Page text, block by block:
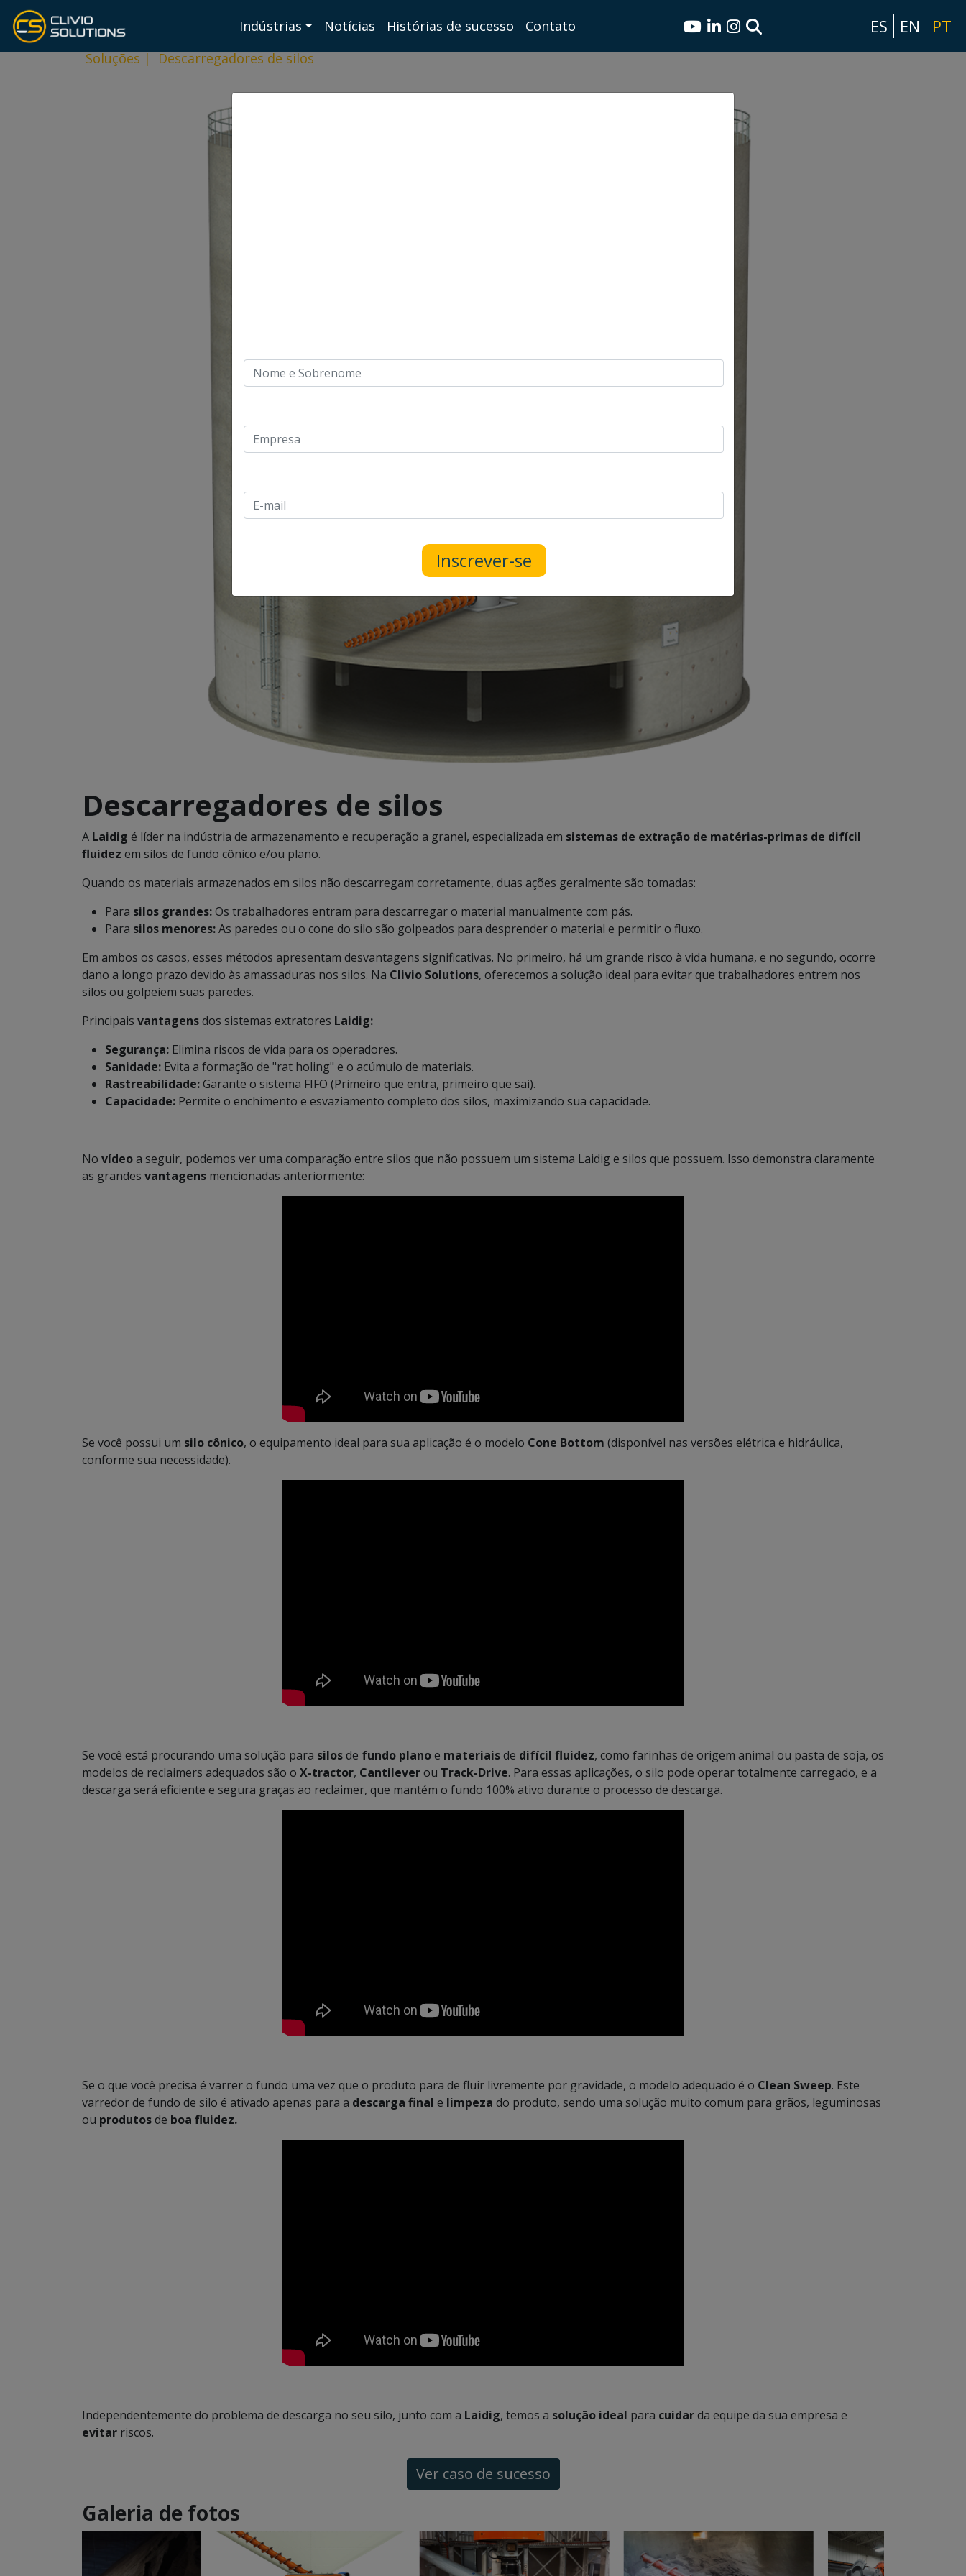
Indústrias Notícias Histórias de sucesso Contato ES EN PT
Soluções | Descarregadores de silos
Descarregadores de silos
A Laidig é líder na indústria de armazenamento e recuperação a granel, especializada em sistemas de extração de matérias-primas de difícil
fluidez em silos de fundo cônico e/ou plano.
Quando os materiais armazenados em silos não descarregam corretamente, duas ações geralmente são tomadas:
Para silos grandes:Os trabalhadores entram para descarregar o material manualmente com pás.
Para silos menores:As paredes ou o cone do silo são golpeados para desprender o material e permitir o fluxo.
Em ambos os casos, esses métodos apresentam desvantagens significativas. No primeiro, há um grande risco à vida humana, e no segundo, ocorre
dano a longo prazo devido às amassaduras nos silos. Na Clivio Solutions, oferecemos a solução ideal para evitar que trabalhadores entrem nos
silos ou golpeiem suas paredes.
Principais vantagensdos sistemas extratores Laidig:
Segurança: Elimina riscos de vida para os operadores.
Sanidade: Evita a formação de "rat holing" e o acúmulo de materiais.
Rastreabilidade:Garante o sistema FIFO (Primeiro que entra, primeiro que sai).
Capacidade: Permite o enchimento e esvaziamento completo dos silos, maximizando sua capacidade.
No vídeoa seguir, podemos ver uma comparação entre silos que não possuem um sistema Laidig e silos que possuem. Isso demonstra claramente
as grandes vantagens mencionadas anteriormente:
Se você possui um silo cônico, o equipamento ideal para sua aplicação é o modelo Cone Bottom (disponível nas versões elétrica e hidráulica,
conforme sua necessidade).
Se você está procurando uma solução para silosde fundo planoe materiaisde difícil fluidez, como farinhas de origem animal ou pasta de soja, os
modelos de reclaimers adequados são o X-tractor, Cantileverou Track-Drive. Para essas aplicações, o silo pode operar totalmente carregado, e a
descarga será eficiente e segura graças ao reclaimer, que mantém o fundo 100% ativo durante o processo de descarga.
Se o que você precisa é varrer o fundo uma vez que o produto para de fluir livremente por gravidade, o modelo adequado é o Clean Sweep. Este
varredor de fundo de silo é ativado apenas para a descarga final e limpeza do produto, sendo uma solução muito comum para grãos, leguminosas
ou produtosde boa fluidez.
Independentemente do problema de descarga no seu silo, junto com a Laidig, temos a solução ideal para cuidarda equipe da sua empresa e
evitar riscos.
Ver caso de sucesso
Galeria de fotos
Inscrever-se